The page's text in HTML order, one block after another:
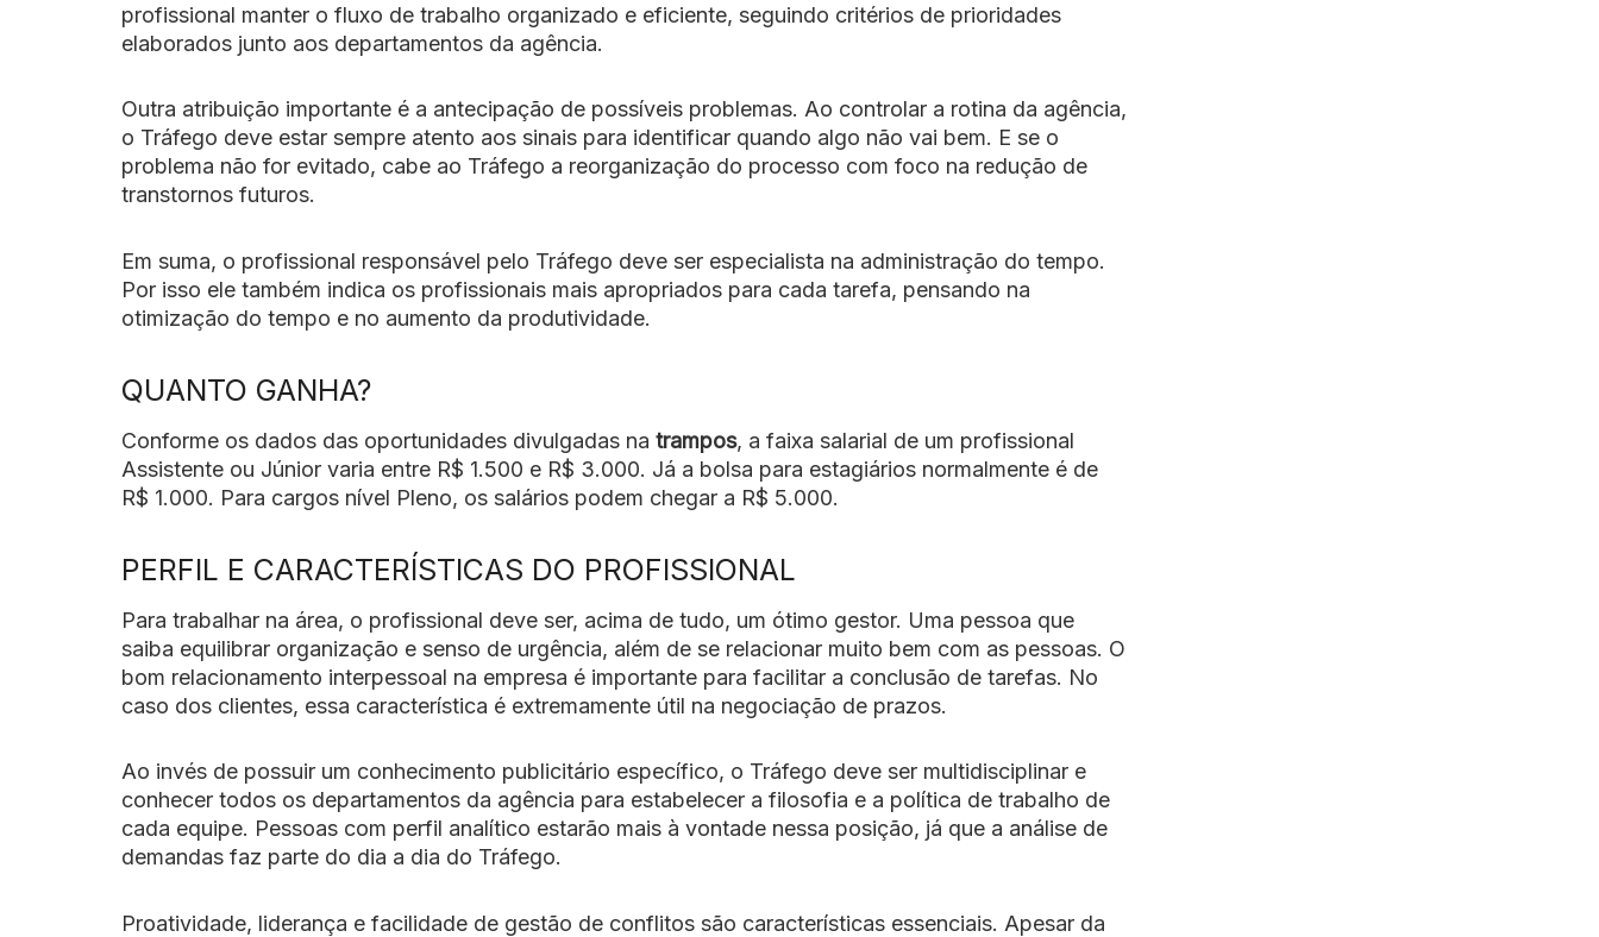
profissional manter o fluxo de trabalho organizado e eficiente, seguindo critérios de prioridades
elaborados junto aos departamentos da agência.
Outra atribuição importante é a antecipação de possíveis problemas. Ao controlar a rotina da agência,
o Tráfego deve estar sempre atento aos sinais para identificar quando algo não vai bem. E se o
problema não for evitado, cabe ao Tráfego a reorganização do processo com foco na redução de
transtornos futuros.
Em suma, o profissional responsável pelo Tráfego deve ser especialista na administração do tempo.
Por isso ele também indica os profissionais mais apropriados para cada tarefa, pensando na
otimização do tempo e no aumento da produtividade.
QUANTO GANHA?
Conforme os dados das oportunidades divulgadas na trampos, a faixa salarial de um profissional
Assistente ou Júnior varia entre R$ 1.500 e R$ 3.000. Já a bolsa para estagiários normalmente é de
R$ 1.000. Para cargos nível Pleno, os salários podem chegar a R$ 5.000.
PERFIL E CARACTERÍSTICAS DO PROFISSIONAL
Para trabalhar na área, o profissional deve ser, acima de tudo, um ótimo gestor. Uma pessoa que
saiba equilibrar organização e senso de urgência, além de se relacionar muito bem com as pessoas. O
bom relacionamento interpessoal na empresa é importante para facilitar a conclusão de tarefas. No
caso dos clientes, essa característica é extremamente útil na negociação de prazos.
Ao invés de possuir um conhecimento publicitário específico, o Tráfego deve ser multidisciplinar e
conhecer todos os departamentos da agência para estabelecer a filosofia e a política de trabalho de
cada equipe. Pessoas com perfil analítico estarão mais à vontade nessa posição, já que a análise de
demandas faz parte do dia a dia do Tráfego.
Proatividade, liderança e facilidade de gestão de conflitos são características essenciais. Apesar da